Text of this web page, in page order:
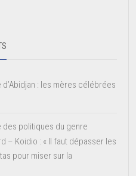
d’Abidjan : les mères célébrées
politiques du genre
– Koidio : « Il faut dépasser les
pour miser sur la